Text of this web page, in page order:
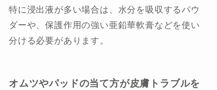
特に浸出液が多い場合は、水分を吸収するパウ
ダーや、保護作用の強い亜鉛華軟膏などを使い
分ける必要があります。
オムツやパッドの当て方が皮膚トラブルを